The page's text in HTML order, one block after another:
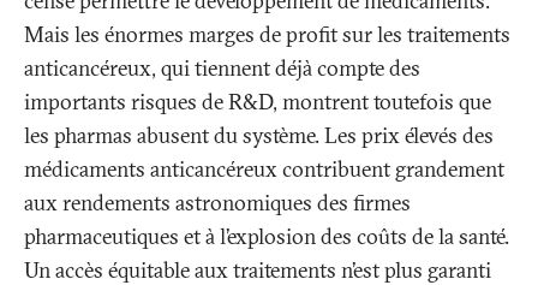
Mais les énormes marges de profit sur les traitements
anticancéreux, qui tiennent déjà compte des
importants risques de R&D, montrent toutefois que
les pharmas abusent du système. Les prix élevés des
médicaments anticancéreux contribuent grandement
aux rendements astronomiques des firmes
pharmaceutiques et à l’explosion des coûts de la santé.
Un accès équitable aux traitements n’est plus garanti